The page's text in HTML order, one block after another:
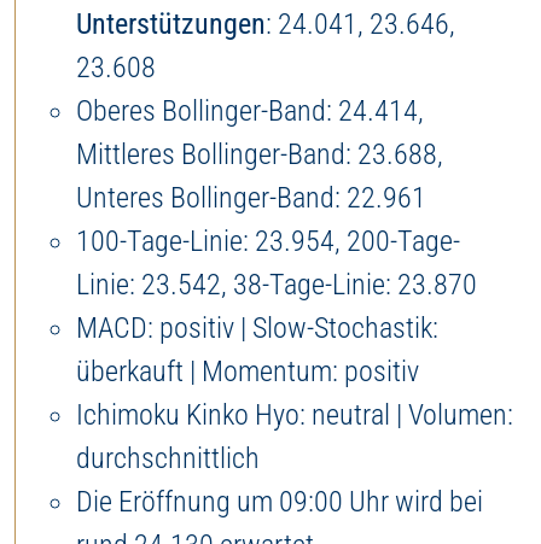
Unterstützungen: 24.041, 23.646,
23.608
Oberes Bollinger-Band: 24.414,
Mittleres Bollinger-Band: 23.688,
Unteres Bollinger-Band: 22.961
100-Tage-Linie: 23.954, 200-Tage-
Linie: 23.542, 38-Tage-Linie: 23.870
MACD: positiv | Slow-Stochastik:
überkauft | Momentum: positiv
Ichimoku Kinko Hyo: neutral | Volumen:
durchschnittlich
Die Eröffnung um 09:00 Uhr wird bei